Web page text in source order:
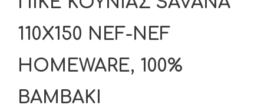
110X150 NEF-NEF
HOMEWARE, 100%
BAMBAKI